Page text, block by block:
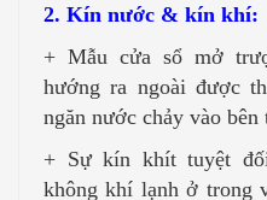
2. Kín nước & kín khí:
+ Mẫu cửa sổ mở
hướng ra ngoài được
ngăn nước chảy vào
+ Sự kín khít tuyệt
không khí lạnh ở trong